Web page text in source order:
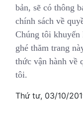
bản, sẽ có thông
chính sách về
Chúng tôi khuyến
ghé thăm trang
thức vận hành về
tôi.
Thứ tư, 03/10/